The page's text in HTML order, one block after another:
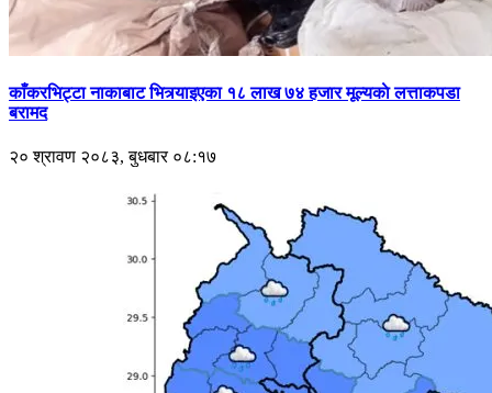
काँकरभिट्टा नाकाबाट भित्र्याइएका १८ लाख ७४ हजार मूल्यकाे लत्ताकपडा
बरामद
२० श्रावण २०८३, बुधबार ०८:१७